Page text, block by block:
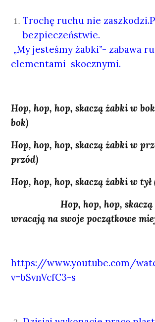
Trochę ruchu nie
bezpieczeństwie.
„My jesteśmy żabki”- zabawa
elementami skocznymi.
Hop, hop, hop, skaczą żabki w
bok)
Hop, hop, hop, skaczą żabki w
przód)
Hop, hop, hop, skaczą żabki w tył
Hop, hop, hop, skaczą ile
wracają na swoje początkowe
https://www.youtube.com/
v=bSvnVcfC3-s